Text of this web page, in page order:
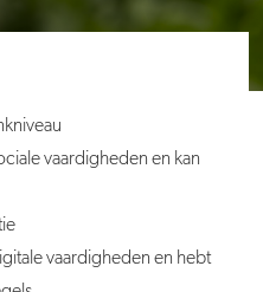
vaardigheden en kan
vaardigheden en hebt